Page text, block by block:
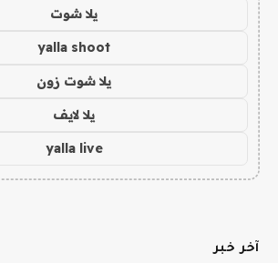
يلا شوت
yalla shoot
يلا شوت زون
يلا لايف
yalla live
آخر خبر